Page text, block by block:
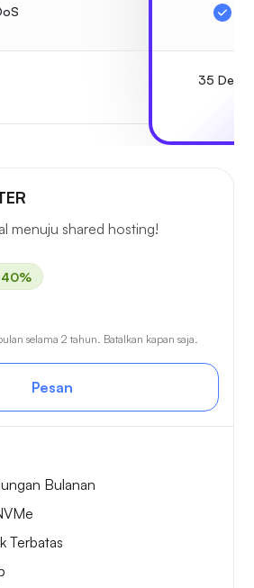
35 Detik
menuju shared hosting!
40%
selama 2 tahun. Batalkan kapan saja.
Pesan
Bulanan
Terbatas